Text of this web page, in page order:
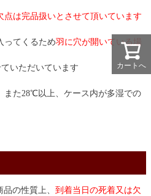
は完品扱いとさせて頂いています
ってくるため羽に穴が開いている場
いただいています
また28℃以上、ケース内が多湿での
の性質上、 到着当日の死着又は欠
カートへ